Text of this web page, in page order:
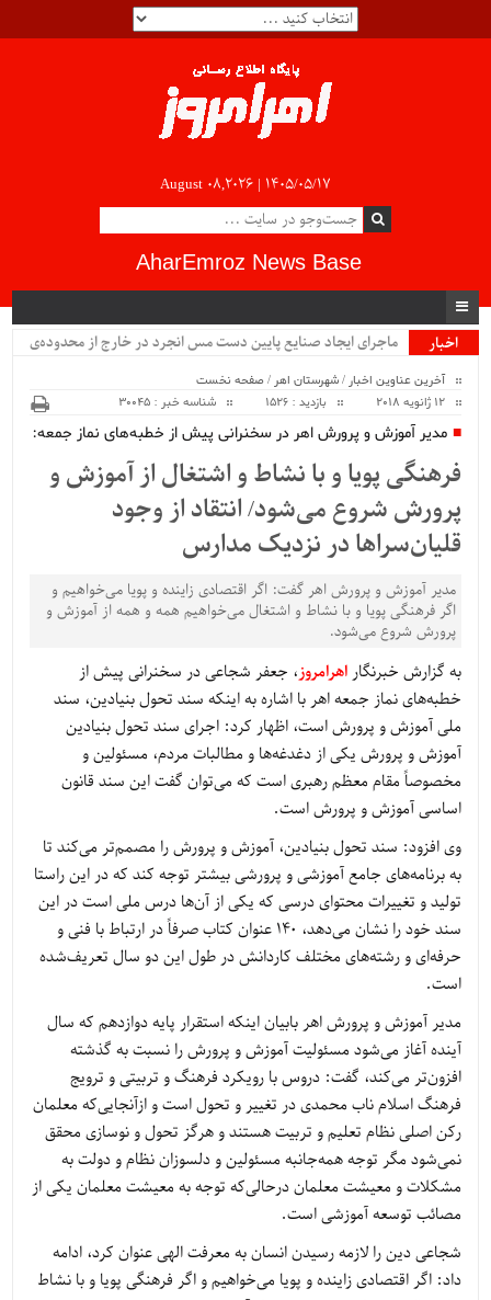
August 08,2026 | ۱۴۰۵/۰۵/۱۷
AharEmroz News Base
اخبار
ماجرای ایجاد صنایع پایین دست مس انجرد در خارج از محدوده‌ی
آخرین عناوین اخبار /شهرستان اهر /صفحه نخست
12 ژانویه 2018
بازدید : 1526 شناسه خبر : 30045
مدیر آموزش و پرورش اهر در سخنرانی پیش از خطبه‌های نماز جمعه:
فرهنگی پویا و با نشاط و اشتغال از آموزش و
پرورش شروع می‌شود/ انتقاد از وجود
قلیان‌سراها در نزدیک مدارس
مدیر آموزش و پرورش اهر گفت: اگر اقتصادی زاینده و پویا می‌خواهیم و
اگر فرهنگی پویا و با نشاط و اشتغال می‌خواهیم همه و همه از آموزش و
پرورش شروع می‌شود.
به گزارش خبرنگاراهرامروز، جعفر شجاعی در سخنرانی پیش از
خطبه‌های نماز جمعه اهر با اشاره به اینکه سند تحول بنیادین، سند
ملی آموزش و پرورش است، اظهار کرد: اجرای سند تحول بنیادین
آموزش و پرورش یکی از دغدغه‌ها و مطالبات مردم، مسئولین و
مخصوصاً مقام معظم رهبری است که می‌توان گفت این سند قانون
اساسی آموزش و پرورش است.
وی افزود: سند تحول بنیادین، آموزش و پرورش را مصمم‌تر می‌کند تا
به برنامه‌های جامع آموزشی و پرورشی بیشتر توجه کند که در این راستا
تولید و تغییرات محتوای درسی که یکی از آن‌ها درس ملی است در این
سند خود را نشان می‌دهد، 140 عنوان کتاب صرفاً در ارتباط با فنی و
حرفه‌ای و رشته‌های مختلف کاردانش در طول این دو سال تعریف‌شده
است.
مدیر آموزش و پرورش اهر بابیان اینکه استقرار پایه دوازدهم که سال
آینده آغاز می‌شود مسئولیت آموزش و پرورش را نسبت به گذشته
افزون‌تر می‌کند، گفت: دروس با رویکرد فرهنگ و تربیتی و ترویج
فرهنگ اسلام ناب محمدی در تغییر و تحول است و ازآنجایی‌که معلمان
رکن اصلی نظام تعلیم و تربیت هستند و هرگز تحول و نوسازی محقق
نمی‌شود مگر توجه همه‌جانبه مسئولین و دلسوزان نظام و دولت به
مشکلات و معیشت معلمان درحالی‌که توجه به معیشت معلمان یکی از
مصائب توسعه آموزشی است.
شجاعی دین را لازمه رسیدن انسان به معرفت الهی عنوان کرد، ادامه
داد: اگر اقتصادی زاینده و پویا می‌خواهیم و اگر فرهنگی پویا و با نشاط